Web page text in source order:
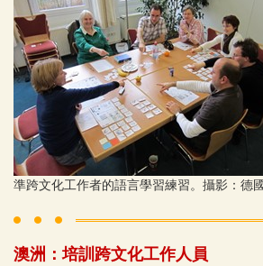
準跨文化工作者的語言學習練習。攝影：德
​澳洲：培訓跨文化工作人員